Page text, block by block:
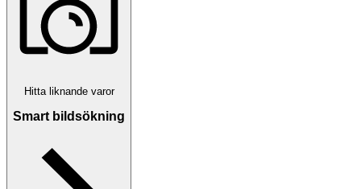
Hitta liknande varor
Smart bildsökning